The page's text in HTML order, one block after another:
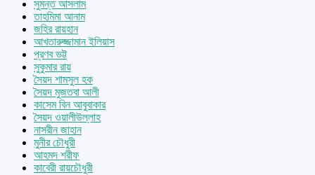
সুমন্ত আসলাম
তাহমিমা আনাম
জহির রায়হান
আখতারুজ্জামান ইলিয়াস
প্রণব ভট্ট
সুকুমার রায়
সৈয়দ শামসুল হক
সৈয়দ মুজতবা আলী
কাসেম বিন আবুবাকার
সৈয়দ ওয়ালীউল্লাহ
নাসরীন জাহান
মুনীর চৌধুরী
আহমদ শরীফ
কাবেরী রায়চৌধুরী